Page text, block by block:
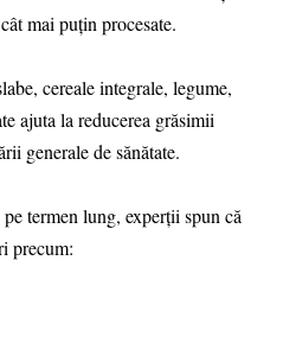
mai puțin procesate.
cereale integrale, legume,
ajuta la reducerea grăsimii
generale de sănătate.
termen lung, experții spun că
precum: